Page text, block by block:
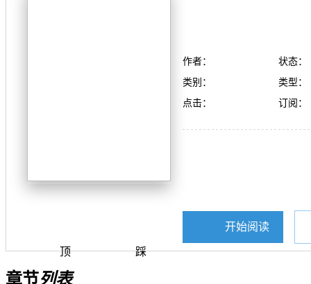
顶 踩
作者：
状态：
类别：
类型：
点击：
订阅：
开始阅读
章节列表